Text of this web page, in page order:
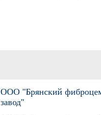
ООО "Брянский
завод"